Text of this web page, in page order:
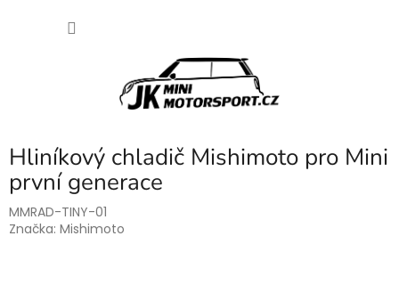
Hliníkový chladič Mishimoto pro Mini
první generace
MMRAD-TINY-01
Značka: Mishimoto